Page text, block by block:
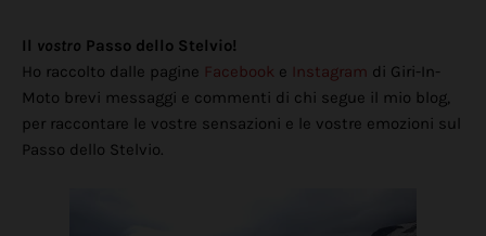
Il vostro Passo dello Stelvio!
Ho raccolto dalle pagine Facebook e Instagram di Giri-In-
Moto brevi messaggi e commenti di chi segue il mio blog,
per raccontare le vostre sensazioni e le vostre emozioni sul
Passo dello Stelvio.